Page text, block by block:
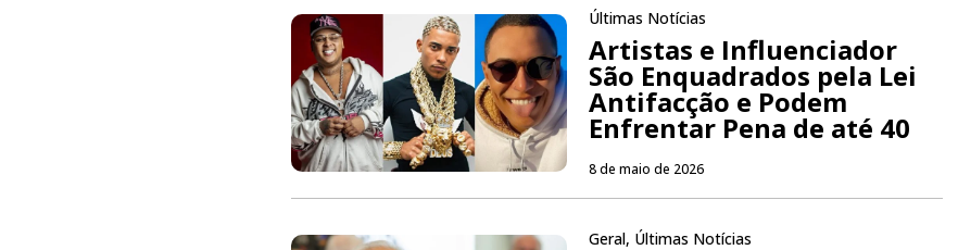
Últimas Notícias
Artistas e Influenciador
São Enquadrados pela Lei
Antifacção e Podem
Enfrentar Pena de até 40
8 de maio de 2026
Geral, Últimas Notícias